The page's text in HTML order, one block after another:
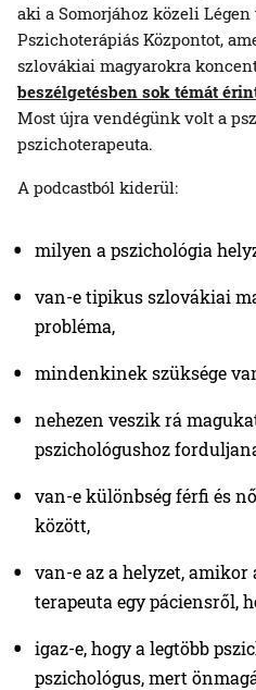
aki a Somorjához közeli
Pszichoterápiás Központot,
szlovákiai magyarokra
beszélgetésben sok témát
Most újra vendégünk volt a
pszichoterapeuta.
A podcastból kiderül:
milyen a pszichológia
van-e tipikus szlovákiai
probléma,
mindenkinek szüksége
nehezen veszik rá
pszichológushoz
van-e különbség férfi és
között,
van-e az a helyzet,
terapeuta egy páciensről,
igaz-e, hogy a legtöbb
pszichológus, mert